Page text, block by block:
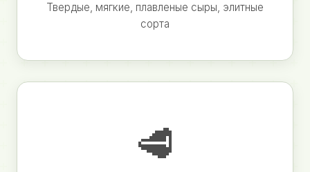
Твердые, мягкие, плавленые сыры, элитные
сорта
🥩